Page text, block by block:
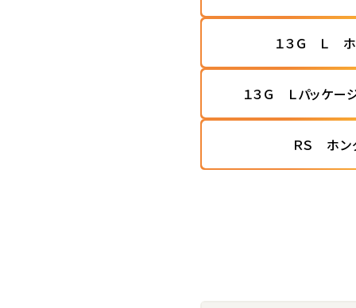
１３Ｇ Ｌ ホ
１３Ｇ Ｌパッケー
ＲＳ ホン